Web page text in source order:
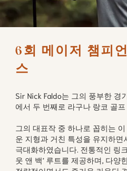
6회 메이저 챔피
스
Sir Nick Faldo는 그의 풍부한 경
에서 두 번째로 라구나 랑코 골
그의 대표작 중 하나로 꼽히는
운 지형과 거친 특성을 유지하
극대화하였습니다. 전통적인 링
웃 앤 백’ 루트를 제공하며, 다양